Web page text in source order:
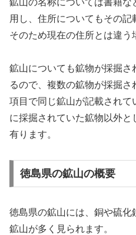
用し、住所についてもその記
そのため現在の住所とは違う
鉱山についても鉱物が採掘
るので、複数の鉱物が採掘
項目で同じ鉱山が記載され
に採掘されていた鉱物以外
有ります。
徳島県の鉱山の概要
徳島県の鉱山には、銅や硫
鉱山が多く見られます。